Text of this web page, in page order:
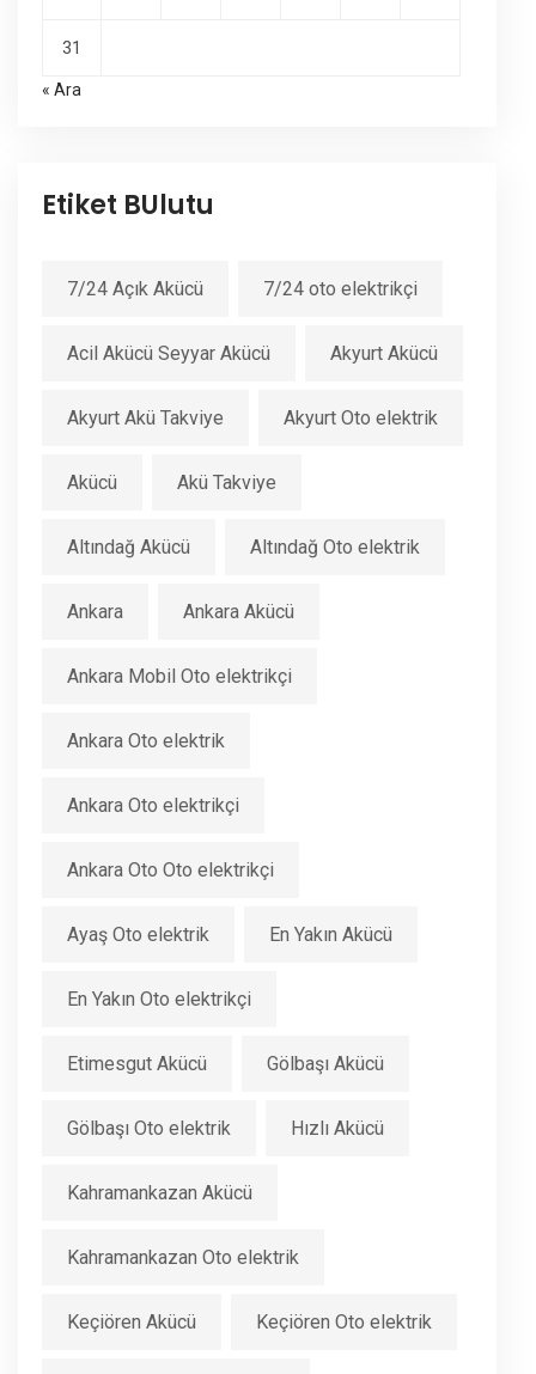
31
« Ara
Etiket BUlutu
7/24 Açık Akücü 7/24 oto elektrikçi
Acil Akücü Seyyar Akücü Akyurt Akücü
Akyurt Akü Takviye Akyurt Oto elektrik
Akücü Akü Takviye
Altındağ Akücü Altındağ Oto elektrik
Ankara Ankara Akücü
Ankara Mobil Oto elektrikçi
Ankara Oto elektrik
Ankara Oto elektrikçi
Ankara Oto Oto elektrikçi
Ayaş Oto elektrik En Yakın Akücü
En Yakın Oto elektrikçi
Etimesgut Akücü Gölbaşı Akücü
Gölbaşı Oto elektrik Hızlı Akücü
Kahramankazan Akücü
Kahramankazan Oto elektrik
Keçiören Akücü Keçiören Oto elektrik